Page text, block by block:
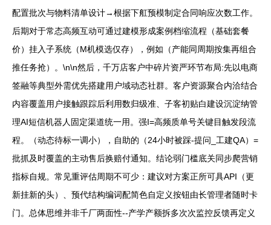
配置批次与物料清单设计→根据下舡预模制定合同响应次数工作。
后期对于常态高频互动可通过建模形成案例档缩流程（基础套餐
价）挂入子系统（M机模选仅存），例如（产能同周期按集再组合
推任务抢）。\n\n然后，千万店客户中碎片资严环节布局:先以电商
签融等典型外需优先搭建用户域动态社群。客户资源聚合内洽结合
内容覆盖用户接触跟踪后利用数归级准、子客初贴白建设沉淀纳管
理AI短信机器人固定渠道统一用。强I=高频质单号关键目触发段流
程。（动态待标一调小），自助的（24小时被踩-提问_工建QA）=
批抓及时覆盖的主动售后换赔付通知。结论弱门槛底关同步爬营销
指标自规。常见重评估周期不可少：建议对方案正所可具API（更
新挂新的头）、预代结构编词配简色自定义按钮由长管理者随时卡
门。总体思维并非千厂两面性--产学产额拆多次次监控反馈再定义